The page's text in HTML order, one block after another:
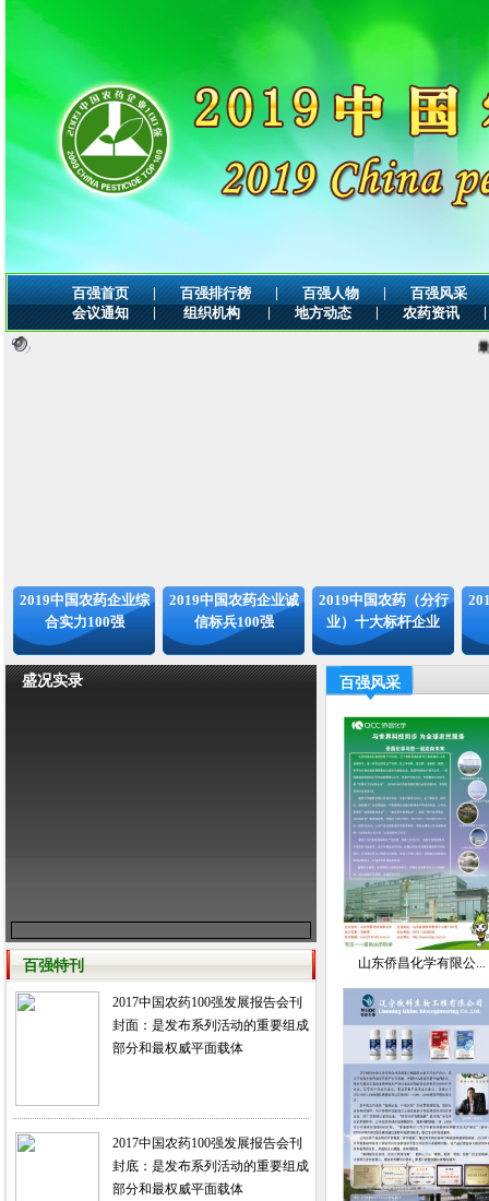
百强首页 | 百强排行榜 | 百强人物 |
百强风采
会议通知
| 组织机构 | 地方动态 | 农药资讯 |
最新公
2019中国农药企业综
合实力100强
2019中国农药企业诚
信标兵100强
2019中国农药（分行
业）十大标杆企业
盛况实录
百强特刊
2017中国农药100强发展报告会刊
封面：是发布系列活动的重要组成
部分和最权威平面载体
2017中国农药100强发展报告会刊
封底：是发布系列活动的重要组成
部分和最权威平面载体
百强风采
山东侨昌化学有限公...